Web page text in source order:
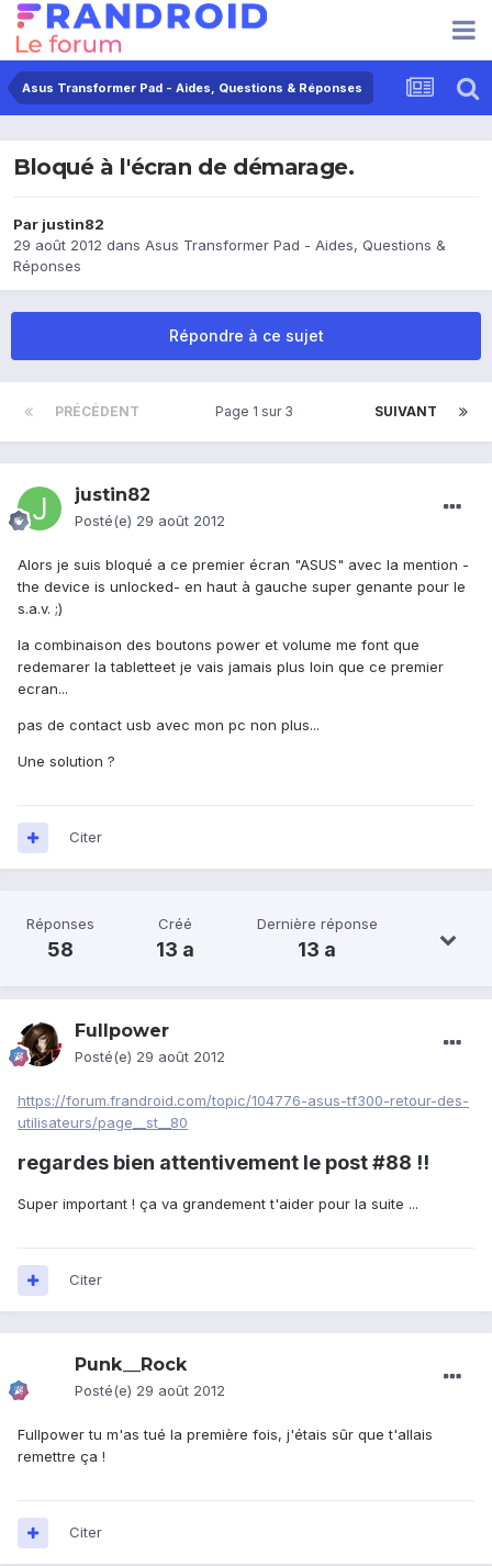
Asus Transformer Pad - Aides, Questions & Réponses
Bloqué à l'écran de démarage.
Par justin82
29 août 2012 dans Asus Transformer Pad - Aides, Questions &
Réponses
Répondre à ce sujet
PRÉCÉDENT SUIVANT
Page 1 sur 3
justin82
Posté(e) 29 août 2012
Alors je suis bloqué a ce premier écran "ASUS" avec la mention -
the device is unlocked- en haut à gauche super genante pour le
s.a.v. ;)
la combinaison des boutons power et volume me font que
redemarer la tabletteet je vais jamais plus loin que ce premier
ecran...
pas de contact usb avec mon pc non plus...
Une solution ?
Citer
Réponses
58
Créé
13 a
Dernière réponse
13 a
Fullpower
Posté(e) 29 août 2012
https://forum.frandroid.com/topic/104776-asus-tf300-retour-des-
utilisateurs/page__st__80
regardes bien attentivement le post #88 !!
Super important ! ça va grandement t'aider pour la suite ...
Citer
Punk__Rock
Posté(e) 29 août 2012
Fullpower tu m'as tué la première fois, j'étais sûr que t'allais
remettre ça !
Citer